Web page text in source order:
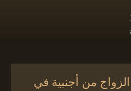
من أجنبية في